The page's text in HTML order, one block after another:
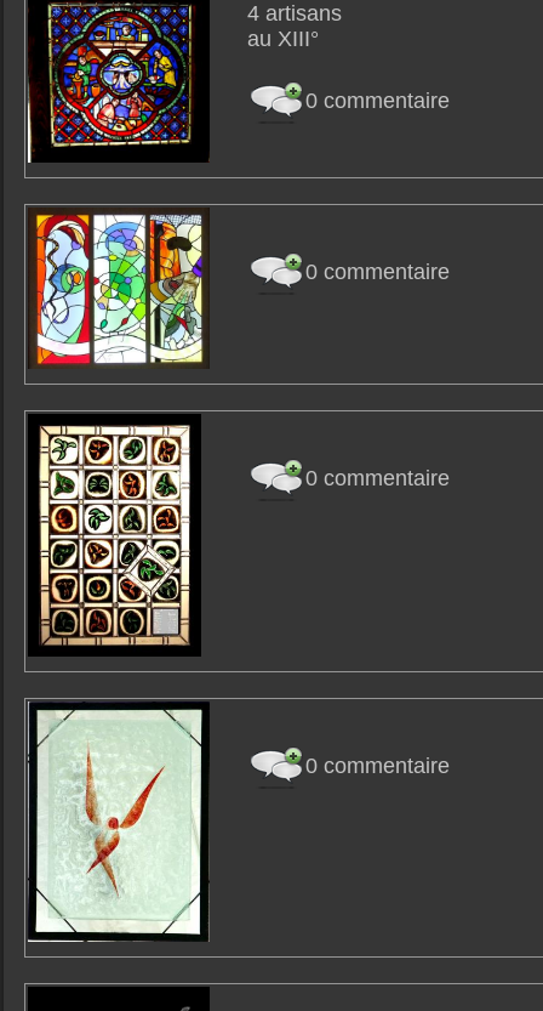
4 artisans
au XIII°
0 commentaire
0 commentaire
0 commentaire
0 commentaire